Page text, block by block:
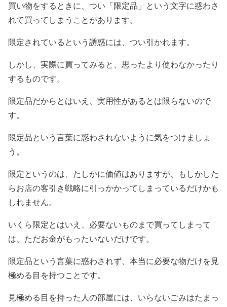
買い物をするときに、つい「限定品」という文字に惑わさ
れて買ってしまうことがあります。
限定されているという誘惑には、つい引かれます。
しかし、実際に買ってみると、思ったより使わなかったり
するものです。
限定品だからとはいえ、実用性があるとは限らないので
す。
限定品という言葉に惑わされないように気をつけましょ
う。
限定というのは、たしかに価値はありますが、もしかした
らお店の客引き戦略に引っかかってしまっているだけかも
しれません。
いくら限定とはいえ、必要ないものまで買ってしまって
は、ただお金がもったいないだけです。
限定品という言葉に惑わされず、本当に必要な物だけを見
極める目を持つことです。
見極める目を持った人の部屋には、いらないごみはたまっ